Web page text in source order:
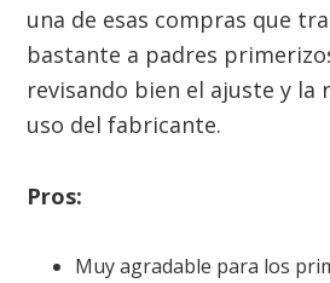
una de esas compras que
bastante a padres
revisando bien el ajuste y la
uso del fabricante.
Pros:
Muy agradable para los